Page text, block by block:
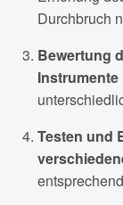
Durchbruch
Bewertung
Instrumente
Testen und